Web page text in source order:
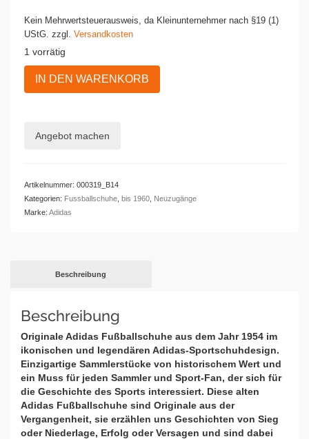
Kein Mehrwertsteuerausweis, da Kleinunternehmer nach §19 (1)
UStG. zzgl. Versandkosten
1 vorrätig
Adidas
IN DEN WARENKORB
Angebot machen
Artikelnummer: 000319_B14
Kategorien: Fussballschuhe bis 1960 Neuzugänge
Marke: Adidas
Beschreibung
Beschreibung
Originale Adidas Fußballschuhe aus dem Jahr 1954 im
ikonischen und legendären Adidas-Sportschuhdesign.
Einzigartige Sammlerstücke von historischem Wert und
ein Muss für jeden Sammler und Sport-Fan, der sich für
die Geschichte des Sports interessiert. Diese alten
Adidas Fußballschuhe sind Originale aus der
Vergangenheit, sie erzählen uns Geschichten von Sieg
oder Niederlage, Erfolg oder Versagen und sind dabei